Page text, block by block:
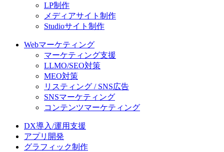
LP制作
メディアサイト制作
Studioサイト制作
Webマーケティング
マーケティング支援
LLMO/SEO対策
MEO対策
リスティング / SNS広告
SNSマーケティング
コンテンツマーケティング
DX導入/運用支援
アプリ開発
グラフィック制作